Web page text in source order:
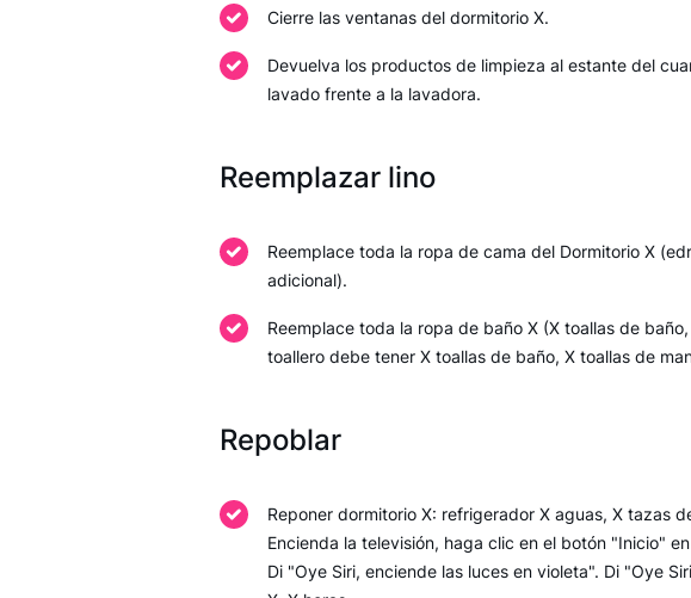
Cierre las ventanas del dormitorio X.
Devuelva los productos de limpieza al estante del
lavado frente a la lavadora.
Reemplazar lino
Reemplace toda la ropa de cama del Dormitorio X
adicional).
Reemplace toda la ropa de baño X (X toallas de
toallero debe tener X toallas de baño, X toallas de
Repoblar
Reponer dormitorio X: refrigerador X aguas, X tazas
Encienda la televisión, haga clic en el botón "Inicio"
Di "Oye Siri, enciende las luces en violeta". Di "Oye